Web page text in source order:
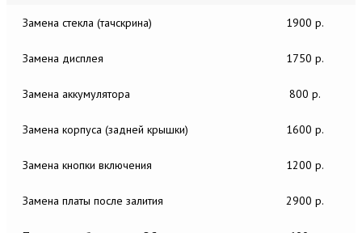
Замена стекла (тачскрина) 1900 р.
Замена дисплея 1750 р.
Замена аккумулятора 800 р.
Замена корпуса (задней крышки) 1600 р.
Замена кнопки включения 1200 р.
Замена платы после залития 2900 р.